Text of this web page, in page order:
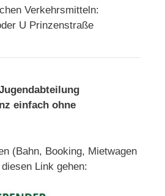
Verkehrsmitteln:
U Prinzenstraße
einfach ohne
(Bahn, Booking, Mietwagen
Link gehen: